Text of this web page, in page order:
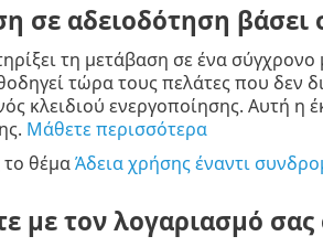
σε αδειοδότηση βάσει
τη μετάβαση σε ένα
τώρα τους πελάτες που δεν
κλειδιού ενεργοποίησης. Αυτή η
Μάθετε περισσότερα
το θέμαΆδεια χρήσης έναντι
με τον λογαριασμό σας